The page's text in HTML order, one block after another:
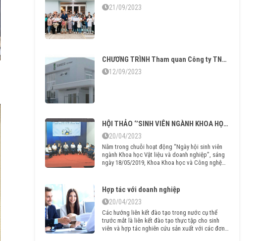
21/09/2023
CHƯƠNG TRÌNH Tham quan Công ty TNHH TORRECID Việt Nam năm học 2023 – 2024
12/09/2023
HỘI THẢO ‘’SINH VIÊN NGÀNH KHOA HỌC VẬT LIỆU VÀ DOANH NGHIỆP’’ LẦN 1, NĂM 2019
20/04/2023
Nằm trong chuỗi hoạt động “Ngày hội sinh viên
ngành Khoa học Vật liệu và doanh nghiệp”, sáng
ngày 18/05/2019, Khoa Khoa học và Công nghệ
năm 2019.
Hợp tác với doanh nghiệp
20/04/2023
Các hướng liên kết đào tạo trong nước cụ thể
trước mắt là liên kết đào tạo thực tập cho sinh
viên và hợp tác nghiên cứu sản xuất với các đơn